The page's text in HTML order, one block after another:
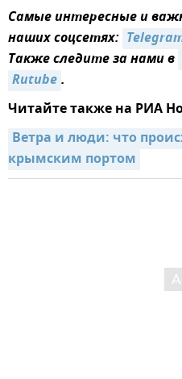
Самые интересные и
наших соцсетях:
Также следите за нами в
Rutube.
Читайте также на РИА
Ветра и люди: что
крымским портом